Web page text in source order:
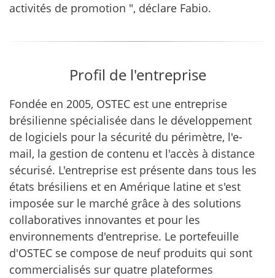
activités de promotion ", déclare Fabio.
Profil de l'entreprise
Fondée en 2005, OSTEC est une entreprise
brésilienne spécialisée dans le développement
de logiciels pour la sécurité du périmètre, l'e-
mail, la gestion de contenu et l'accès à distance
sécurisé. L'entreprise est présente dans tous les
états brésiliens et en Amérique latine et s'est
imposée sur le marché grâce à des solutions
collaboratives innovantes et pour les
environnements d'entreprise. Le portefeuille
d'OSTEC se compose de neuf produits qui sont
commercialisés sur quatre plateformes